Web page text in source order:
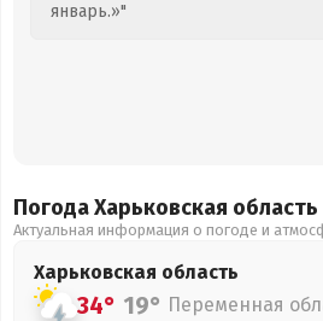
январь.»"
Погода Харьковская область
Актуальная информация о погоде и
Харьковская область
34° 19° Переменная